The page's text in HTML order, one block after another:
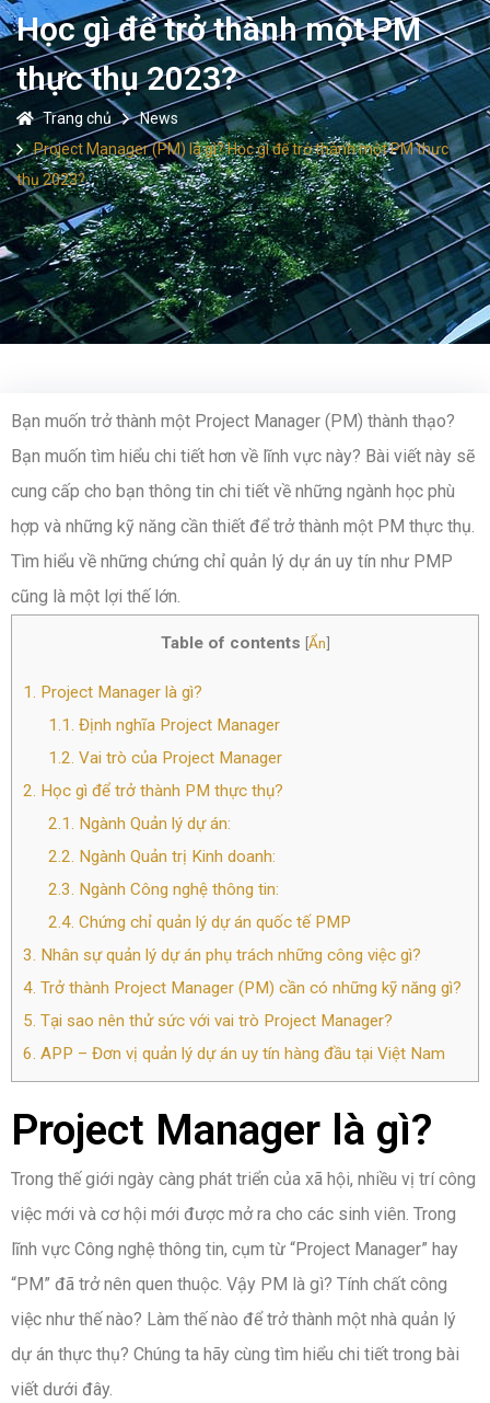
Học gì để trở thành một PM
thực thụ 2023?
Trang chủ
News
Project Manager (PM) là gì? Học gì để trở thành một PM thực
thụ 2023?
Bạn muốn trở thành một Project Manager (PM) thành thạo?
Bạn muốn tìm hiểu chi tiết hơn về lĩnh vực này? Bài viết này sẽ
cung cấp cho bạn thông tin chi tiết về những ngành học phù
hợp và những kỹ năng cần thiết để trở thành một PM thực thụ.
Tìm hiểu về những chứng chỉ quản lý dự án uy tín như PMP
cũng là một lợi thế lớn.
Table of contents [Ẩn]
1. Project Manager là gì?
1.1. Định nghĩa Project Manager
1.2. Vai trò của Project Manager
2. Học gì để trở thành PM thực thụ?
2.1. Ngành Quản lý dự án:
2.2. Ngành Quản trị Kinh doanh:
2.3. Ngành Công nghệ thông tin:
2.4. Chứng chỉ quản lý dự án quốc tế PMP
3. Nhân sự quản lý dự án phụ trách những công việc gì?
4. Trở thành Project Manager (PM) cần có những kỹ năng gì?
5. Tại sao nên thử sức với vai trò Project Manager?
6. APP – Đơn vị quản lý dự án uy tín hàng đầu tại Việt Nam
Project Manager là gì?
Trong thế giới ngày càng phát triển của xã hội, nhiều vị trí công
việc mới và cơ hội mới được mở ra cho các sinh viên. Trong
lĩnh vực Công nghệ thông tin, cụm từ “Project Manager” hay
“PM” đã trở nên quen thuộc. Vậy PM là gì? Tính chất công
việc như thế nào? Làm thế nào để trở thành một nhà quản lý
dự án thực thụ? Chúng ta hãy cùng tìm hiểu chi tiết trong bài
viết dưới đây.